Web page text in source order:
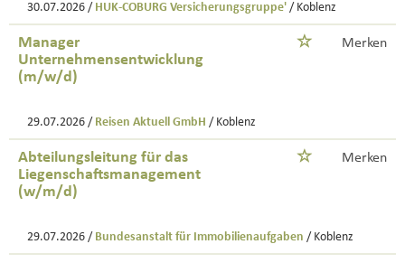
30.07.2026 / HUK-COBURG Versicherungsgruppe' / Koblenz
Manager
Unternehmensentwicklung
(m/w/d)
Merken
29.07.2026 / Reisen Aktuell GmbH / Koblenz
Abteilungsleitung für das
Liegenschaftsmanagement
(w/m/d)
Merken
29.07.2026 / Bundesanstalt für Immobilienaufgaben / Koblenz